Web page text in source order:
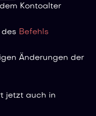
Kontoalter
Befehls
Änderungen der
jetzt auch in